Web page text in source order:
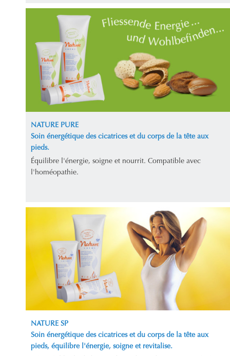
NATURE PURE
Soin énergétique des cicatrices et du corps de la tête aux
pieds.
Équilibre l'énergie, soigne et nourrit. Compatible avec
l'homéopathie.
NATURE SP
Soin énergétique des cicatrices et du corps de la tête aux
pieds, équilibre l'énergie, soigne et revitalise.